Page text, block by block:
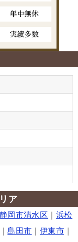
ア
静岡市清水区
浜松
｜島田市 伊東市